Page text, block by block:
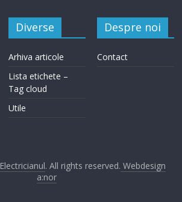
Diverse
Arhiva articole
Lista etichete –
Tag cloud
Utile
Despre noi
Contact
Electricianul. All rights reserved. Webdesign
a:nor